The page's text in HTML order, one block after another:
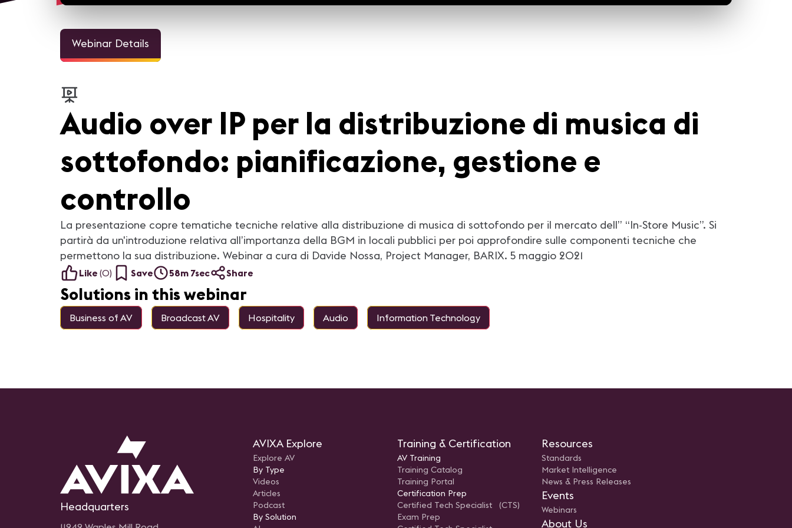
Webinar Details
Audio over IP per la distribuzione di musica di
sottofondo: pianificazione, gestione e
controllo
La presentazione copre tematiche tecniche relative alla distribuzione di musica di sottofondo per il mercato dell’’ “In-Store Music”. Si
partirà da un'introduzione relativa all’importanza della BGM in locali pubblici per poi approfondire sulle componenti tecniche che
permettono la sua distribuzione. Webinar a cura di Davide Nossa, Project Manager, BARIX. 5 maggio 2021
Like (0) Save 58m 7sec Share
Solutions in this webinar
Business of AV Broadcast AV Hospitality Audio Information Technology
Headquarters
AVIXA Explore
Explore AV
By Type
Videos
Articles
Podcast
By Solution
Training & Certification
AV Training
Training Catalog
Training Portal
Certification Prep
Certified Tech Specialist (CTS)
Exam Prep
Resources
Standards
Market Intelligence
News & Press Releases
Events
Webinars
About Us